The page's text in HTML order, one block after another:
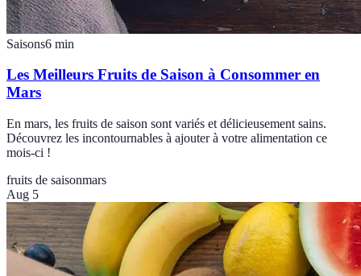
Saisons6 min
Les Meilleurs Fruits de Saison à Consommer en
Mars
En mars, les fruits de saison sont variés et délicieusement sains.
Découvrez les incontournables à ajouter à votre alimentation ce
mois-ci !
fruits de saisonmars
Aug 5